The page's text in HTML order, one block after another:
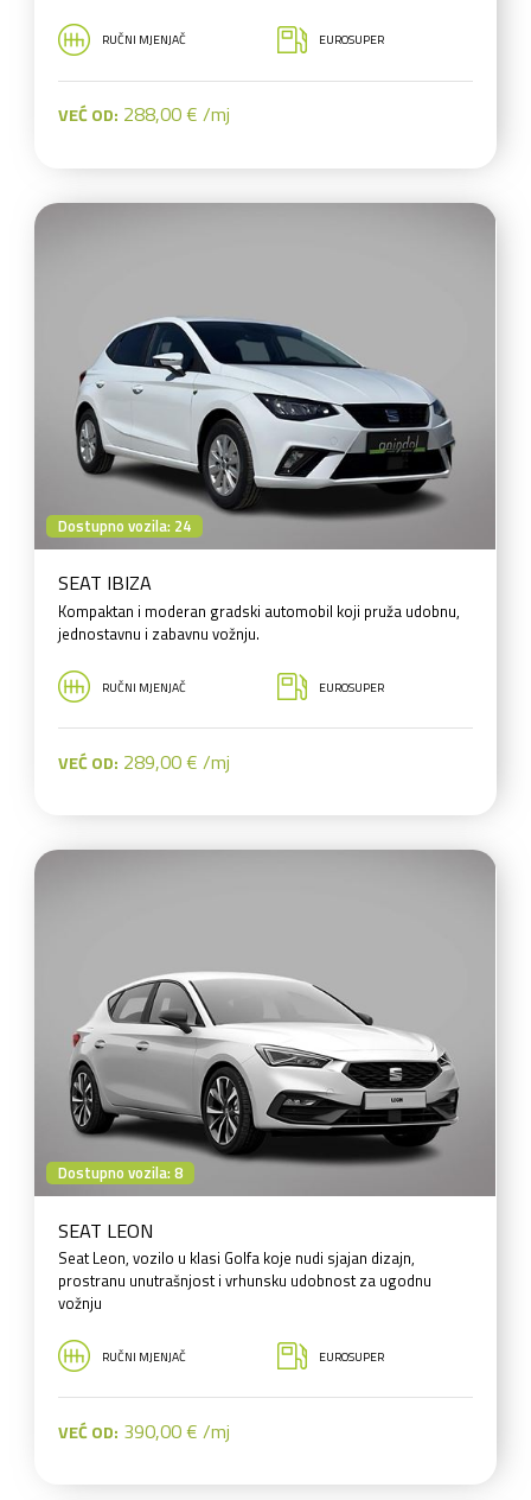
RUČNI MJENJAČ EUROSUPER
VEĆ OD: 288,00 € /mj
Dostupno vozila: 24
SEAT IBIZA
Kompaktan i moderan gradski automobil koji pruža udobnu,
jednostavnu i zabavnu vožnju.
RUČNI MJENJAČ EUROSUPER
VEĆ OD: 289,00 € /mj
Dostupno vozila: 8
SEAT LEON
Seat Leon, vozilo u klasi Golfa koje nudi sjajan dizajn,
prostranu unutrašnjost i vrhunsku udobnost za ugodnu
vožnju
RUČNI MJENJAČ EUROSUPER
VEĆ OD: 390,00 € /mj